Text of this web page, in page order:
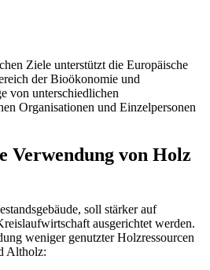
Ziele unterstützt die Europäische
der Bioökonomie und
von unterschiedlichen
Organisationen und Einzelpersonen
Verwendung von Holz
soll stärker auf
ausgerichtet werden.
weniger genutzter Holzressourcen
Altholz: